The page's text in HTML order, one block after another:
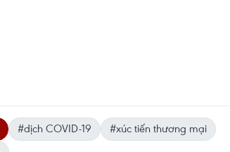
#dịch COVID-19
#xúc tiến thương mại